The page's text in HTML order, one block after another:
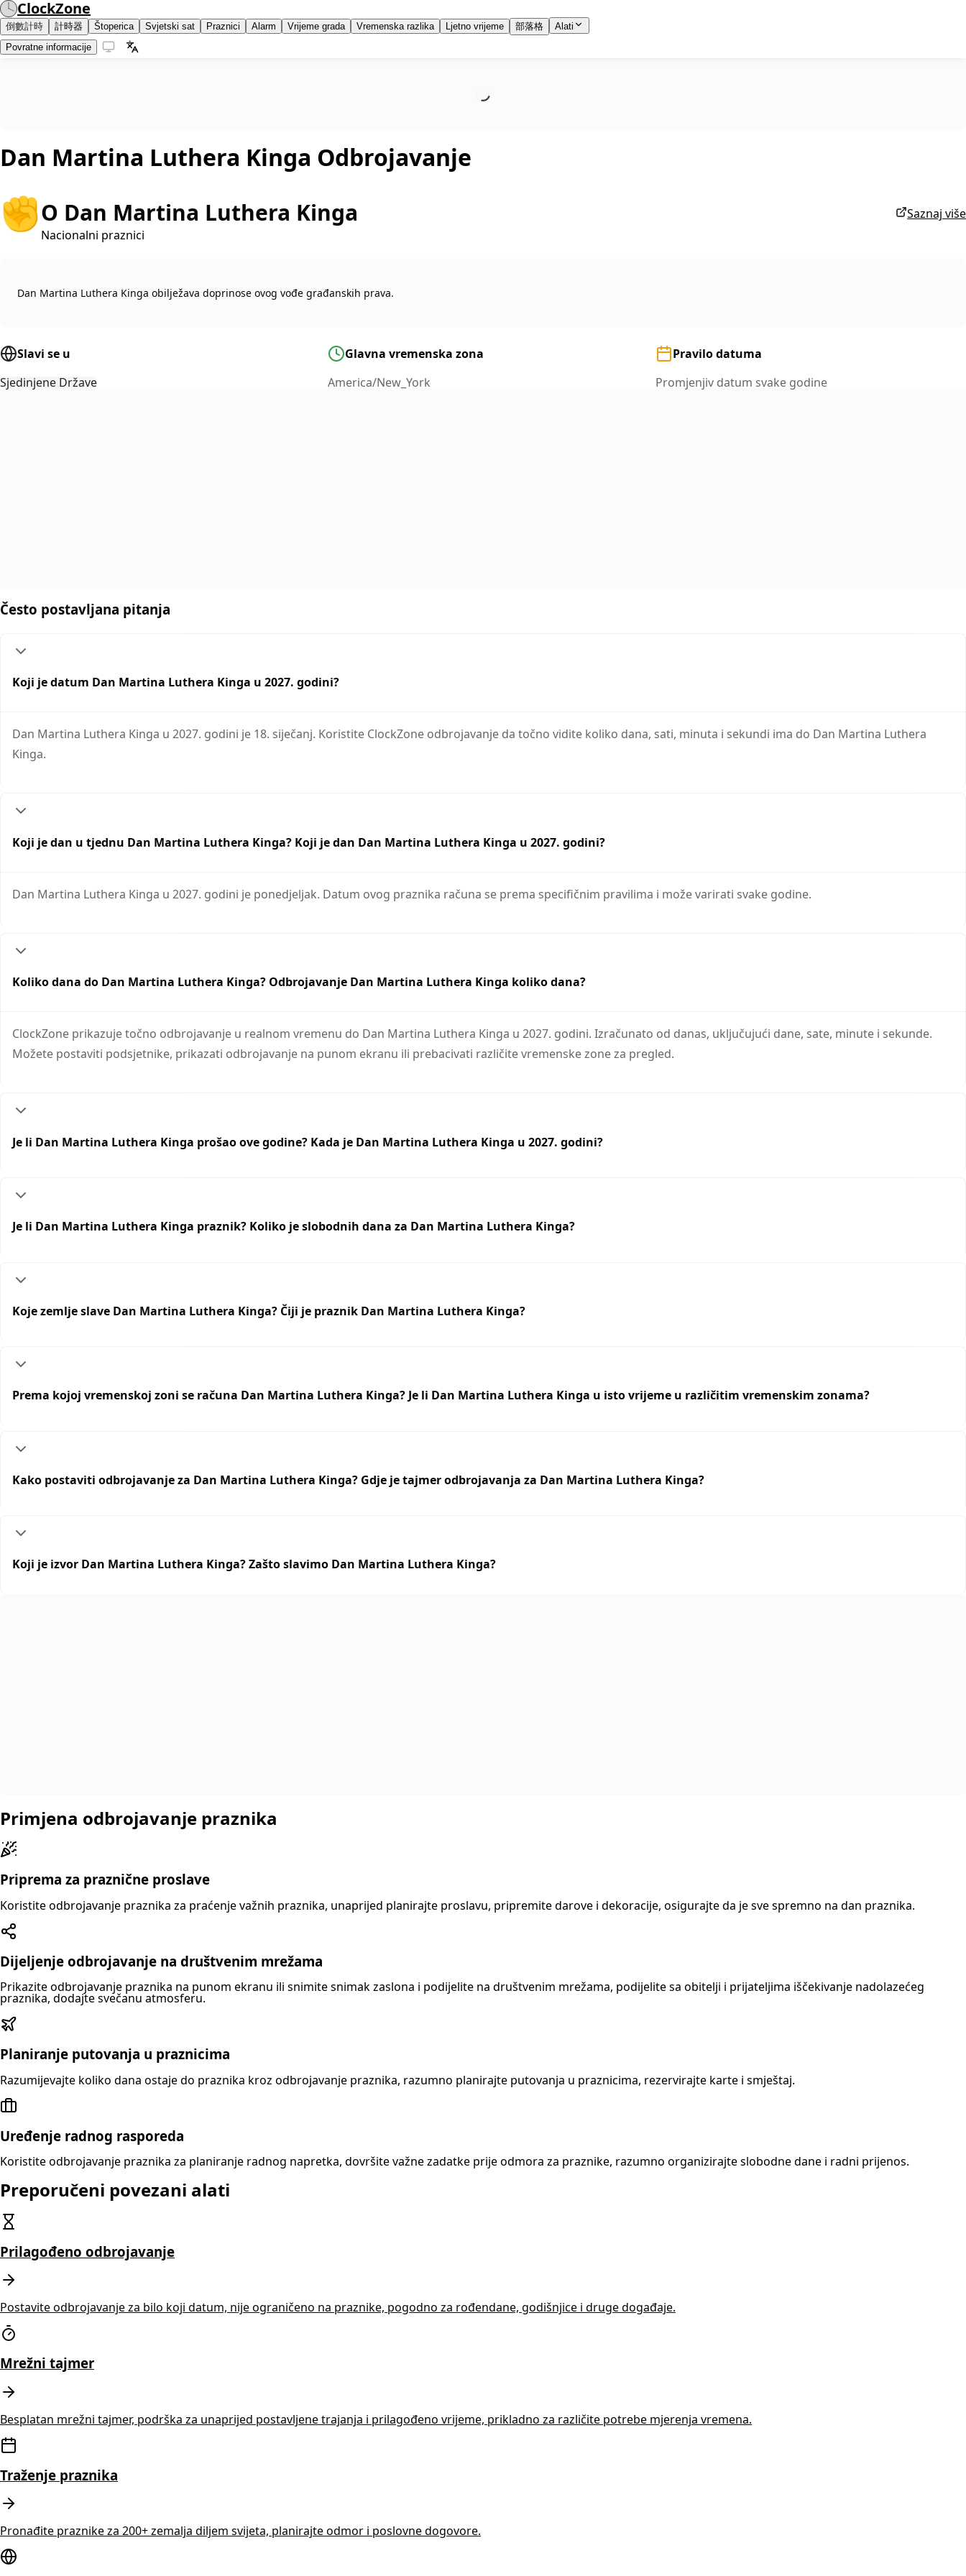
ClockZone
倒數計時 計時器 Štoperica Svjetski sat Praznici Alarm Vrijeme grada Vremenska razlika Ljetno vrijeme 部落格
Alati
Povratne informacije
Dan Martina Luthera Kinga Odbrojavanje
✊O Dan Martina Luthera Kinga
Nacionalni praznici
Saznaj više
Dan Martina Luthera Kinga obilježava doprinose ovog vođe građanskih prava.
Slavi se u
Sjedinjene Države
Glavna vremenska zona
America/New_York
Pravilo datuma
Promjenjiv datum svake godine
Često postavljana pitanja
Koji je datum Dan Martina Luthera Kinga u 2027. godini?
Dan Martina Luthera Kinga u 2027. godini je 18. siječanj. Koristite ClockZone odbrojavanje da točno vidite koliko dana, sati, minuta i sekundi ima do Dan Martina Luthera
Kinga.
Koji je dan u tjednu Dan Martina Luthera Kinga? Koji je dan Dan Martina Luthera Kinga u 2027. godini?
Dan Martina Luthera Kinga u 2027. godini je ponedjeljak. Datum ovog praznika računa se prema specifičnim pravilima i može varirati svake godine.
Koliko dana do Dan Martina Luthera Kinga? Odbrojavanje Dan Martina Luthera Kinga koliko dana?
ClockZone prikazuje točno odbrojavanje u realnom vremenu do Dan Martina Luthera Kinga u 2027. godini. Izračunato od danas, uključujući dane, sate, minute i sekunde.
Možete postaviti podsjetnike, prikazati odbrojavanje na punom ekranu ili prebacivati različite vremenske zone za pregled.
Je li Dan Martina Luthera Kinga prošao ove godine? Kada je Dan Martina Luthera Kinga u 2027. godini?
Je li Dan Martina Luthera Kinga praznik? Koliko je slobodnih dana za Dan Martina Luthera Kinga?
Koje zemlje slave Dan Martina Luthera Kinga? Čiji je praznik Dan Martina Luthera Kinga?
Prema kojoj vremenskoj zoni se računa Dan Martina Luthera Kinga? Je li Dan Martina Luthera Kinga u isto vrijeme u različitim vremenskim zonama?
Kako postaviti odbrojavanje za Dan Martina Luthera Kinga? Gdje je tajmer odbrojavanja za Dan Martina Luthera Kinga?
Koji je izvor Dan Martina Luthera Kinga? Zašto slavimo Dan Martina Luthera Kinga?
Primjena odbrojavanje praznika
Priprema za praznične proslave
Koristite odbrojavanje praznika za praćenje važnih praznika, unaprijed planirajte proslavu, pripremite darove i dekoracije, osigurajte da je sve spremno na dan praznika.
Dijeljenje odbrojavanje na društvenim mrežama
Prikazite odbrojavanje praznika na punom ekranu ili snimite snimak zaslona i podijelite na društvenim mrežama, podijelite sa obitelji i prijateljima iščekivanje nadolazećeg
praznika, dodajte svečanu atmosferu.
Planiranje putovanja u praznicima
Razumijevajte koliko dana ostaje do praznika kroz odbrojavanje praznika, razumno planirajte putovanja u praznicima, rezervirajte karte i smještaj.
Uređenje radnog rasporeda
Koristite odbrojavanje praznika za planiranje radnog napretka, dovršite važne zadatke prije odmora za praznike, razumno organizirajte slobodne dane i radni prijenos.
Preporučeni povezani alati
Prilagođeno odbrojavanje
Postavite odbrojavanje za bilo koji datum, nije ograničeno na praznike, pogodno za rođendane, godišnjice i druge događaje.
Mrežni tajmer
Besplatan mrežni tajmer, podrška za unaprijed postavljene trajanja i prilagođeno vrijeme, prikladno za različite potrebe mjerenja vremena.
Traženje praznika
Pronađite praznike za 200+ zemalja diljem svijeta, planirajte odmor i poslovne dogovore.